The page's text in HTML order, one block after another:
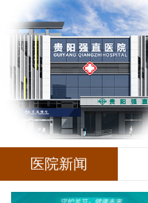
医院新闻